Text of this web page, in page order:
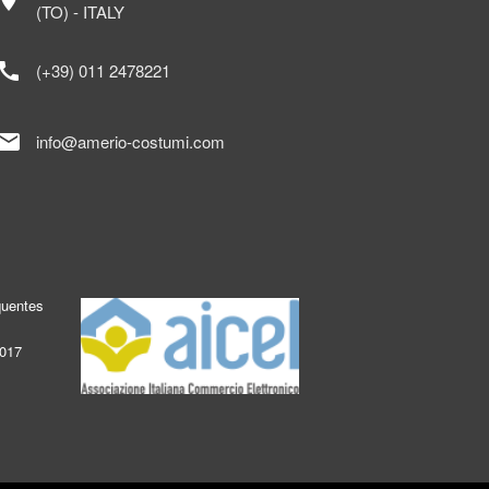
(TO) - ITALY
call (+39) 011 2478221
info@amerio-costumi.com